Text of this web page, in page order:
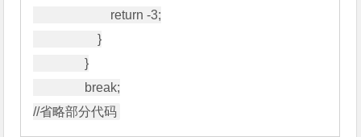
                    }
                }